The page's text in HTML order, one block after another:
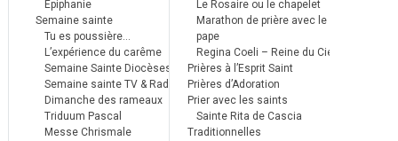
Epiphanie
Semaine sainte
Tu es poussière…
L’expérience du carême
Semaine Sainte Diocèses
Semaine sainte TV & Radio
Dimanche des rameaux
Triduum Pascal
Messe Chrismale
Le Rosaire ou le chapelet
Marathon de prière avec le
pape
Regina Coeli – Reine du Ciel
Prières à l’Esprit Saint
Prières d’Adoration
Prier avec les saints
Sainte Rita de Cascia
Traditionnelles